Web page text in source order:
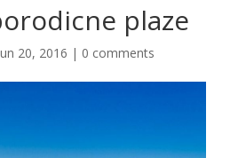
plaze
20, 2016 | 0 comments